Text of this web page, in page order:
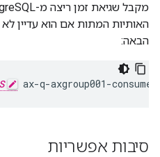
האותיות המתות אם הוא עדיין
הבאה:
ax-q-axgroup001-
סיבות אפשריות